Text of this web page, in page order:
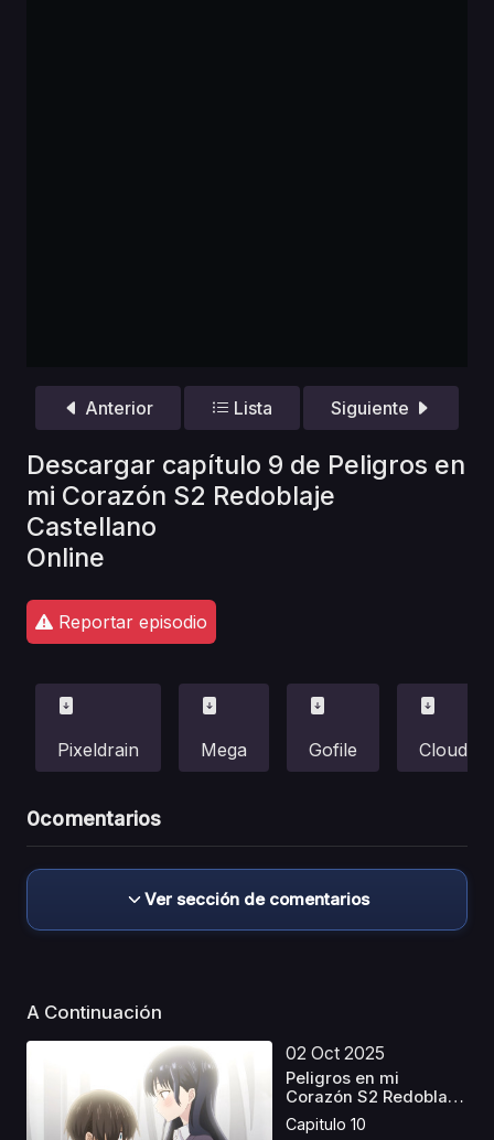
Anterior Lista Siguiente
Descargar capítulo 9 de Peligros en
mi Corazón S2 Redoblaje
Castellano
Online
Reportar episodio
Pixeldrain Mega Gofile Cloud
0comentarios
Ver sección de comentarios
A Continuación
02 Oct 2025
Peligros en mi
Corazón S2 Redoblaje
Cas...
Capitulo 10